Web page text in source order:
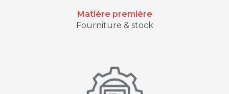
Matière première
Fourniture & stock